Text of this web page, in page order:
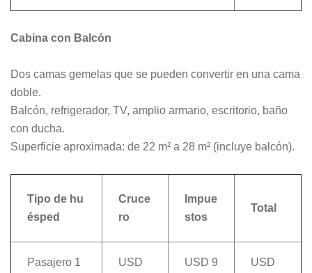
Cabina con Balcón
Dos camas gemelas que se pueden convertir en una cama
doble.
Balcón, refrigerador, TV, amplio armario, escritorio, baño
con ducha.
Superficie aproximada: de 22 m² a 28 m² (incluye balcón).
Tipo de hu
ésped
Cruce
ro
Impue
stos
Total
Pasajero 1
USD
USD 9
USD